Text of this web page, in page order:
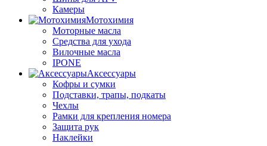
Камеры
Мотохимия
Моторные масла
Средства для ухода
Вилочные масла
IPONE
Аксессуары
Кофры и сумки
Подставки, трапы, подкаты
Чехлы
Рамки для крепления номера
Защита рук
Наклейки